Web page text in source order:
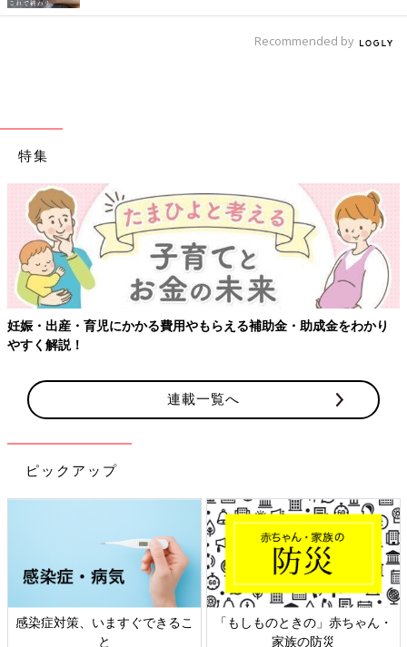
Recommended by
特集
金をわかり 【ワクチン接種できるものも】妊婦の感染症対策、知
連載一覧へ
ピックアップ
」赤ちゃん・
日本外来小児科学会リーフレッ
六星占術 細木か